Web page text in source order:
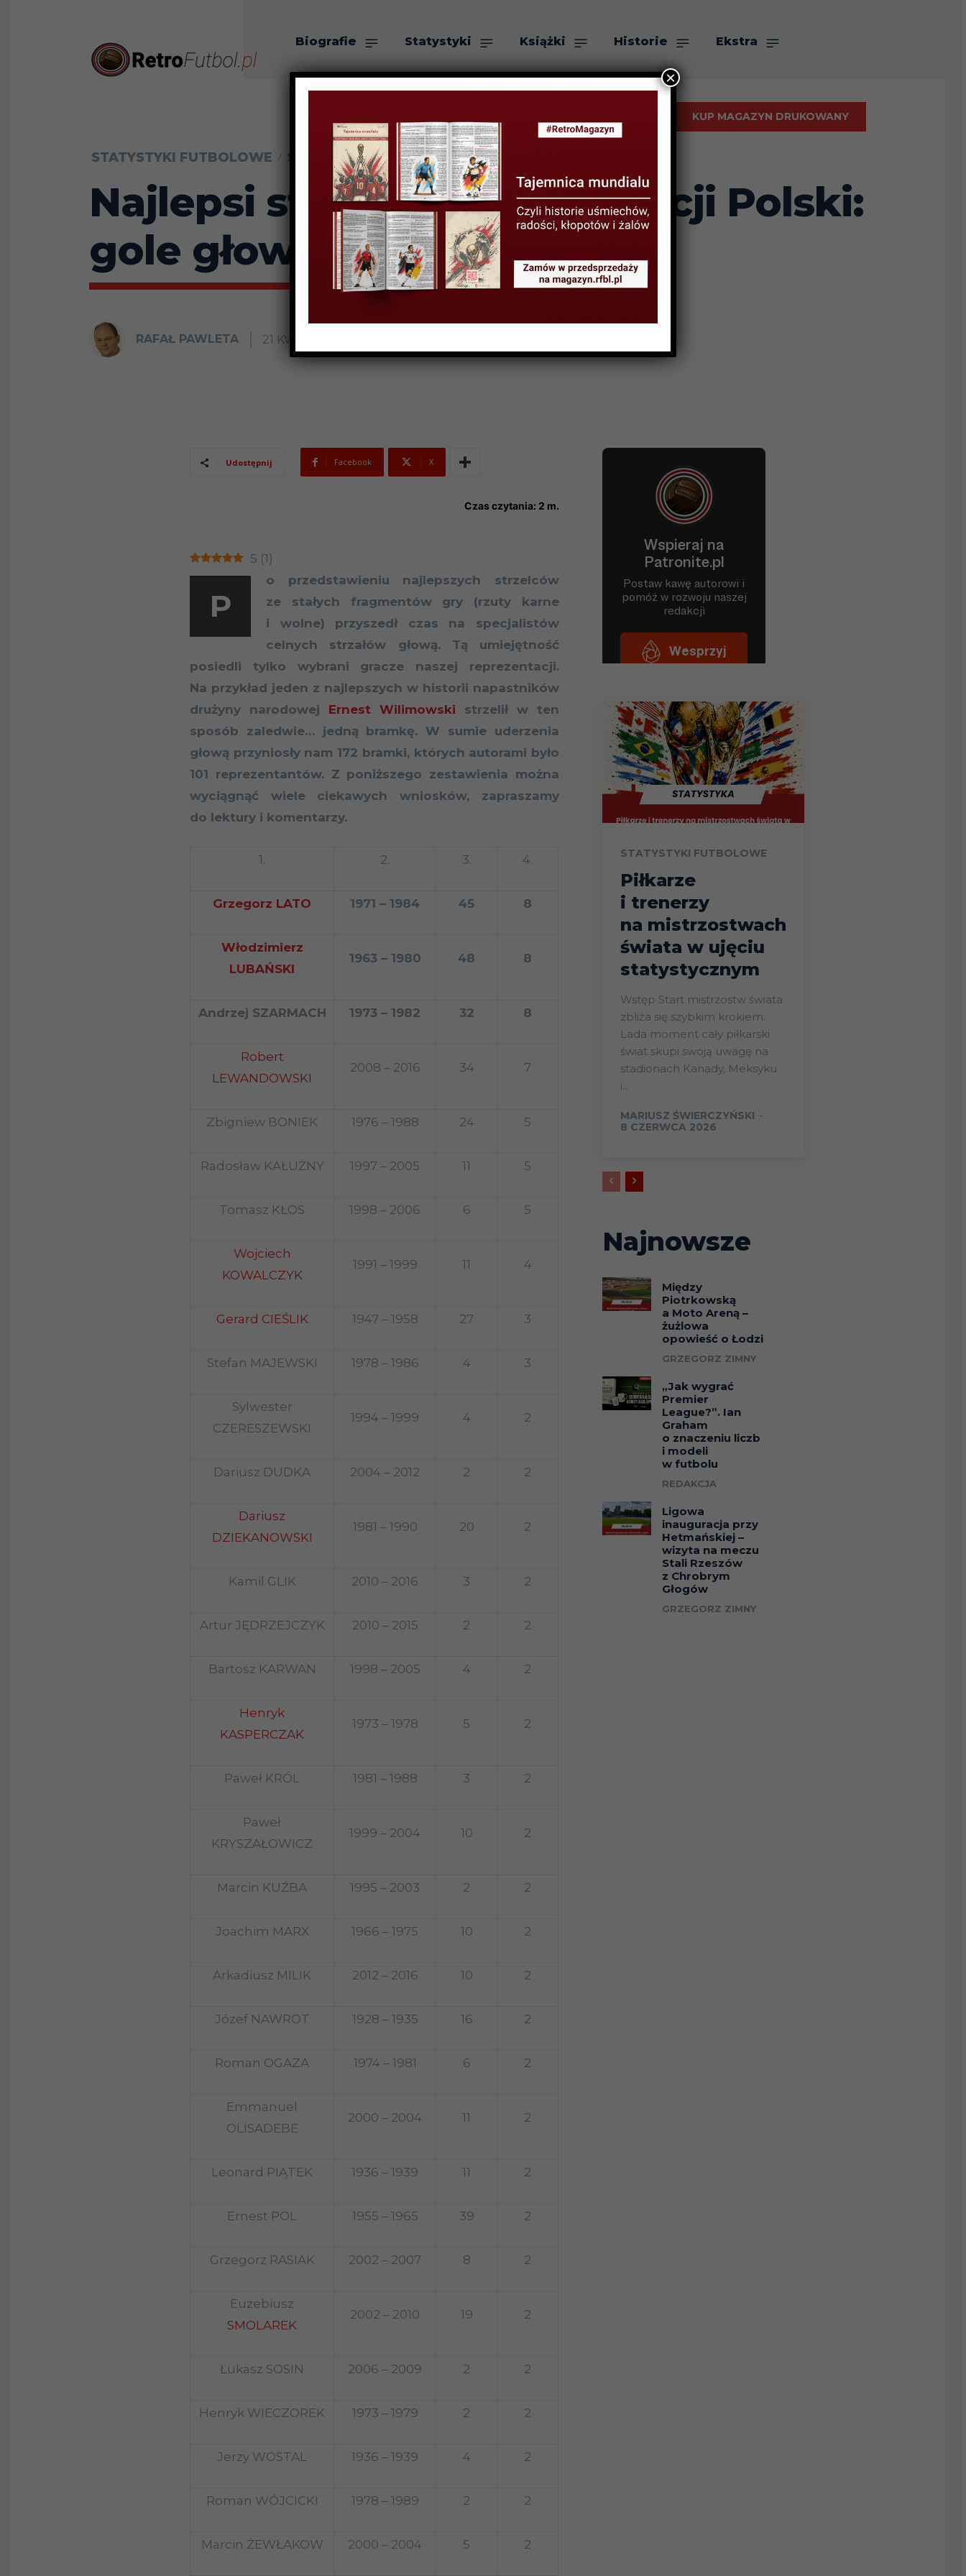
Biografie Statystyki Książki Historie Ekstra
O nas
KUP MAGAZYN DRUKOWANY
STATYSTYKI FUTBOLOWE STATYSTYKI PIŁKARZY STATYSTYKI REPREZENTACJI
Najlepsi strzelcy reprezentacji Polski:
gole głową
RAFAŁ PAWLETA 21 KWIETNIA 2016
Udostępnij Facebook X
Czas czytania: 2 m.
5 (1)
P
o przedstawieniu najlepszych strzelców
ze stałych fragmentów gry (rzuty karne
i wolne) przyszedł czas na specjalistów
celnych strzałów głową. Tą umiejętność
posiedli tylko wybrani gracze naszej reprezentacji.
Na przykład jeden z najlepszych w historii napastników
drużyny narodowej Ernest Wilimowski strzelił w ten
sposób zaledwie… jedną bramkę. W sumie uderzenia
głową przyniosły nam 172 bramki, których autorami było
101 reprezentantów. Z poniższego zestawienia można
wyciągnąć wiele ciekawych wniosków, zapraszamy
do lektury i komentarzy.
1. 2. 3. 4.
Grzegorz LATO 1971 – 1984 45 8
Włodzimierz
LUBAŃSKI
1963 – 1980 48 8
Andrzej SZARMACH 1973 – 1982 32 8
Robert
LEWANDOWSKI
2008 – 2016 34 7
Zbigniew BONIEK 1976 – 1988 24 5
Radosław KAŁUŻNY 1997 – 2005 11 5
Tomasz KŁOS 1998 – 2006 6 5
Wojciech
KOWALCZYK
1991 – 1999 11 4
Gerard CIEŚLIK 1947 – 1958 27 3
Stefan MAJEWSKI 1978 – 1986 4 3
Sylwester
CZERESZEWSKI
1994 – 1999 4 2
Dariusz DUDKA 2004 – 2012 2 2
Dariusz
DZIEKANOWSKI
1981 – 1990 20 2
Kamil GLIK 2010 – 2016 3 2
Artur JĘDRZEJCZYK 2010 – 2015 2 2
Bartosz KARWAN 1998 – 2005 4 2
Henryk
KASPERCZAK
1973 – 1978 5 2
Paweł KRÓL 1981 – 1988 3 2
Paweł
KRYSZAŁOWICZ
1999 – 2004 10 2
Marcin KUŹBA 1995 – 2003 2 2
Joachim MARX 1966 – 1975 10 2
Arkadiusz MILIK 2012 – 2016 10 2
Józef NAWROT 1928 – 1935 16 2
Roman OGAZA 1974 – 1981 6 2
Emmanuel
OLISADEBE
2000 – 2004 11 2
Leonard PIĄTEK 1936 – 1939 11 2
Ernest POL 1955 – 1965 39 2
Grzegorz RASIAK 2002 – 2007 8 2
Euzebiusz
SMOLAREK
2002 – 2010 19 2
Łukasz SOSIN 2006 – 2009 2 2
Henryk WIECZOREK 1973 – 1979 2 2
Jerzy WOSTAL 1936 – 1939 4 2
Roman WÓJCICKI 1978 – 1989 2 2
Marcin ŻEWŁAKOW 2000 – 2004 5 2
STATYSTYKI FUTBOLOWE
Piłkarze
i trenerzy
na mistrzostwach
świata w ujęciu
statystycznym
Wstęp Start mistrzostw świata
zbliża się szybkim krokiem.
Lada moment cały piłkarski
świat skupi swoją uwagę na
stadionach Kanady, Meksyku
i...
MARIUSZ ŚWIERCZYŃSKI -
8 CZERWCA 2026
Najnowsze
Między
Piotrkowską
a Moto Areną –
żużlowa
opowieść o Łodzi
GRZEGORZ ZIMNY
„Jak wygrać
Premier
League?”. Ian
Graham
o znaczeniu liczb
i modeli
w futbolu
REDAKCJA
Ligowa
inauguracja przy
Hetmańskiej –
wizyta na meczu
Stali Rzeszów
z Chrobrym
Głogów
GRZEGORZ ZIMNY
×